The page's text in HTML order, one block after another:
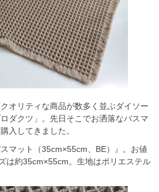
オリティな商品が数多く並ぶダイソー
ダクツ」。先日そこでお洒落なバスマ
入してきました。
マット（35cm×55cm、BE）』。お値
は約35cm×55cm。生地はポリエステル